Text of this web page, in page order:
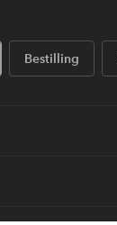
Bestilling